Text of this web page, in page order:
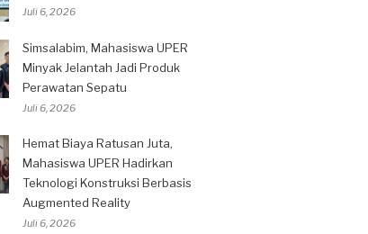
Juli 6, 2026
Simsalabim, Mahasiswa UPER
Minyak Jelantah Jadi Produk
Perawatan Sepatu
Juli 6, 2026
Hemat Biaya Ratusan Juta,
Mahasiswa UPER Hadirkan
Teknologi Konstruksi Berbasis
Augmented Reality
Juli 6, 2026